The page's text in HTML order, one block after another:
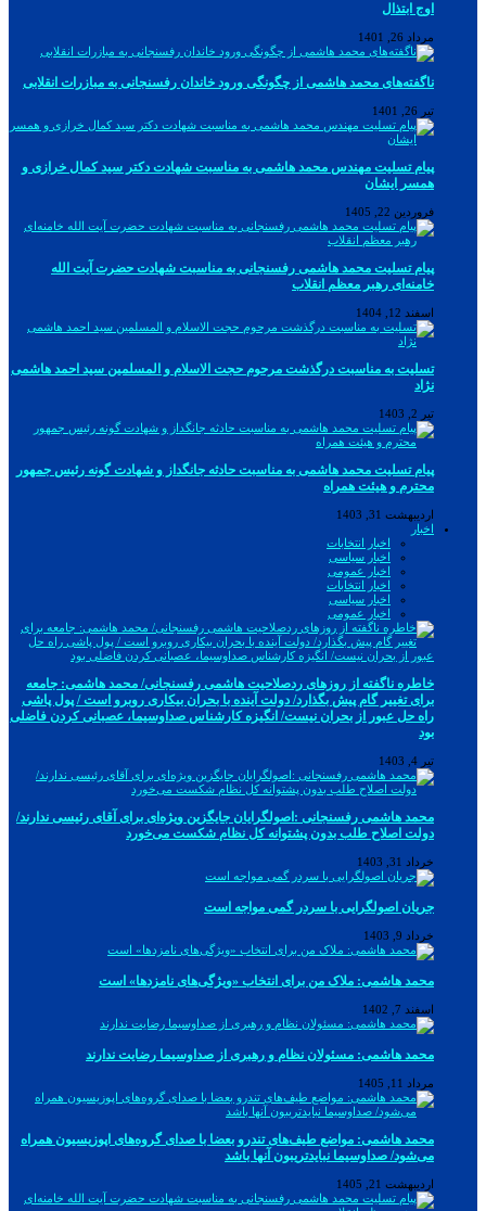
اوج ابتذال
مرداد 26, 1401
ناگفته‌های محمد هاشمی از چگونگی ورود خاندان رفسنجانی به مبازرات انقلابی
تیر 26, 1401
پیام تسلیت مهندس محمد هاشمی به مناسبت شهادت دکتر سید کمال خرازی و
همسر ایشان
فروردین 22, 1405
پیام تسلیت محمد هاشمی رفسنجانی به مناسبت شهادت حضرت آیت الله
خامنه‌ای رهبر معظم انقلاب
اسفند 12, 1404
تسلیت به مناسبت درگذشت مرحوم حجت الاسلام و المسلمین سید احمد هاشمی
نژاد
تیر 2, 1403
پیام تسلیت محمد هاشمی به مناسبت حادثه جانگداز و شهادت گونه رئیس جمهور
محترم و هیئت همراه
اردیبهشت 31, 1403
اخبار
اخبار انتخابات
اخبار سیاسی
اخبار عمومی
اخبار انتخابات
اخبار سیاسی
اخبار عمومی
خاطره ناگفته از روزهای ردصلاحیت هاشمی رفسنجانی/ محمد هاشمی: جامعه
برای تغییر گام پیش بگذارد/ دولت آینده با بحران بیکاری روبرو است / پول پاشی
راه حل عبور از بحران نیست/ انگیزه کارشناس صداوسیما، عصبانی کردن فاضلی
بود
تیر 4, 1403
محمد هاشمی رفسنجانی :اصولگرایان جایگزین ویژه‌ای برای آقای رئیسی ندارند/
دولت اصلاح طلب بدون پشتوانه کل نظام شکست می‌خورد
خرداد 31, 1403
جریان اصولگرایی با سردر گمی مواجه است
خرداد 9, 1403
محمد هاشمی: ملاک من برای انتخاب «ویژگی‌های نامزدها» است
اسفند 7, 1402
محمد هاشمی: مسئولان نظام و رهبری از صداوسیما رضایت ندارند
مرداد 11, 1405
محمد هاشمی: مواضع طیف‌های تندرو بعضا با صدای گروه‌های اپوزیسیون همراه
می‌شود/ صداوسیما نبایدتریبون آنها باشد
اردیبهشت 21, 1405